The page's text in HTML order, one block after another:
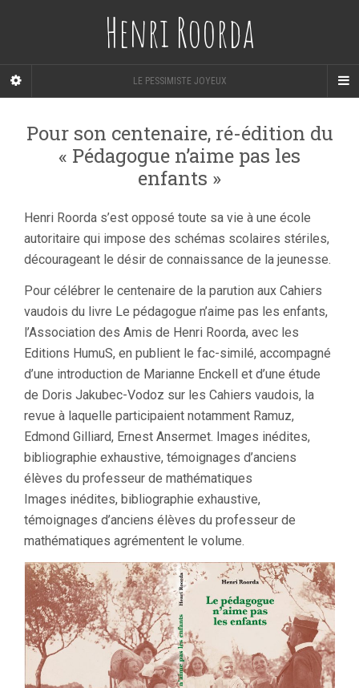
Henri Roorda
LE PESSIMISTE JOYEUX
Pour son centenaire, ré-édition du
« Pédagogue n’aime pas les
enfants »
Henri Roorda s’est opposé toute sa vie à une école
autoritaire qui impose des schémas scolaires stériles,
décourageant le désir de connaissance de la jeunesse.
Pour célébrer le centenaire de la parution aux Cahiers
vaudois du livre Le pédagogue n’aime pas les enfants,
l’Association des Amis de Henri Roorda, avec les
Editions HumuS, en publient le fac-similé, accompagné
d’une introduction de Marianne Enckell et d’une étude
de Doris Jakubec-Vodoz sur les Cahiers vaudois, la
revue à laquelle participaient notamment Ramuz,
Edmond Gilliard, Ernest Ansermet. Images inédites,
bibliographie exhaustive, témoignages d’anciens
élèves du professeur de mathématiques
Images inédites, bibliographie exhaustive,
témoignages d’anciens élèves du professeur de
mathématiques agrémentent le volume.